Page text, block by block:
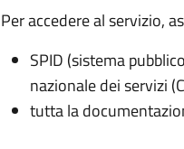
Per accedere al servizio,
SPID (sistema
nazionale dei servizi
tutta la